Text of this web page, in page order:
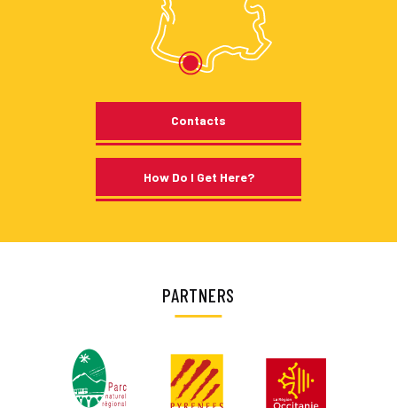
Contacts
How Do I Get Here?
PARTNERS